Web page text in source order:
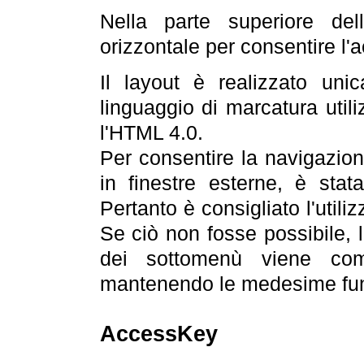
Nella parte superiore
orizzontale per consentire
Il layout è realizzato
linguaggio di marcatura
l'HTML 4.0.
Per consentire la
in finestre esterne, è
Pertanto è consigliato
Se ciò non fosse possibile,
dei sottomenù viene
mantenendo le medesime
AccessKey